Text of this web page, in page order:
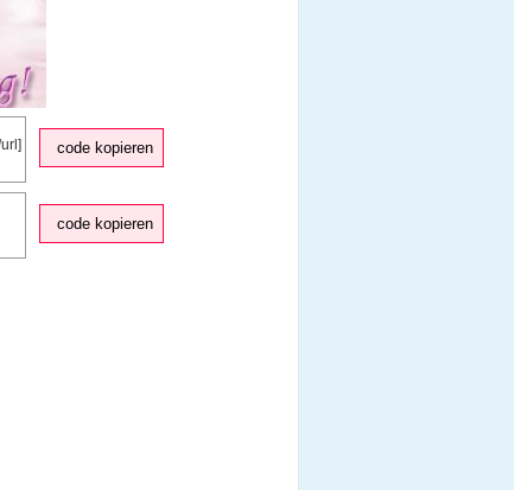
code kopieren
code kopieren